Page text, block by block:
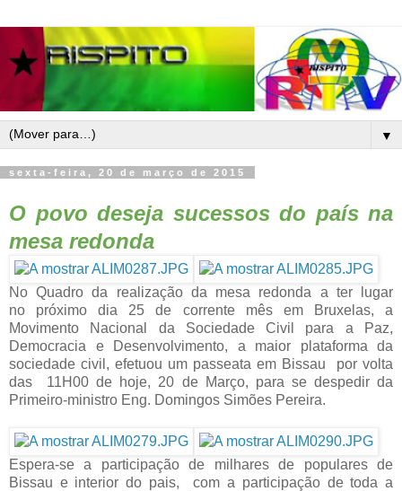
▼
sexta-feira, 20 de março de 2015
O povo deseja sucessos do país na
mesa redonda
No Quadro da realização da mesa redonda a ter lugar
no próximo dia 25 de corrente mês em Bruxelas, a
Movimento Nacional da Sociedade Civil para a Paz,
Democracia e Desenvolvimento, a maior plataforma da
sociedade civil, efetuou um passeata em Bissau por volta
das 11H00 de hoje, 20 de Março, para se despedir da
Primeiro-ministro Eng. Domingos Simões Pereira.
Espera-se a participação de milhares de populares de
Bissau e interior do pais, com a participação de toda a